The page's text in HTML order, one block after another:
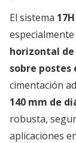
El sistema 17H
horizontal
sobre
cimentación
140 mm de
robusta,
aplicaciones